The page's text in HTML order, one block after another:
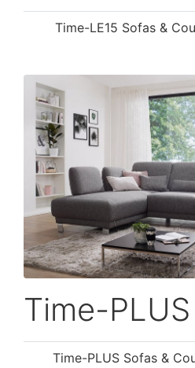
Time-LE15 Sofas &
Time-PLUS
Time-PLUS Sofas &